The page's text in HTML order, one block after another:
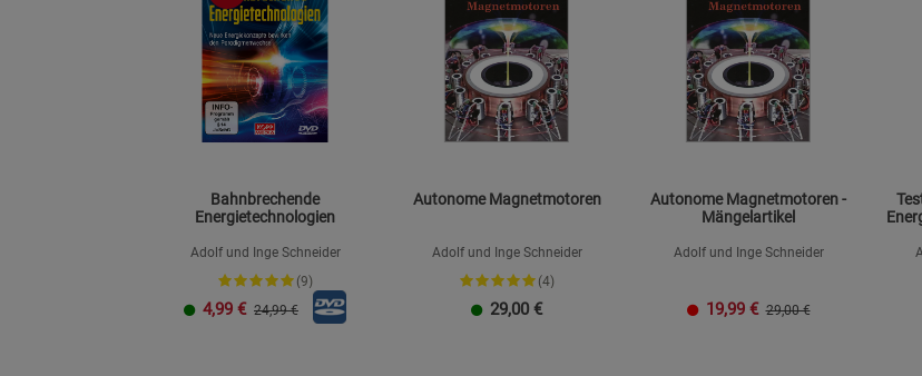
Bahnbrechende
Energietechnologien
Adolf und Inge Schneider
(9)
4,99 € 24,99 €
Autonome Magnetmotoren
Adolf und Inge Schneider
(4)
29,00 €
Autonome Magnetmotoren -
Mängelartikel
Adolf und Inge Schneider
19,99 € 29,00 €